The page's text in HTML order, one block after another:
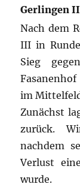
Gerlingen
Nach dem
III in
Sieg
im
Zunächst
zurück.
nachdem
Verlust
wurde.